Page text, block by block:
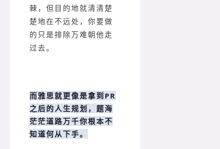
棘，但目的地就清清楚
楚地在不远处，你要做
的只是排除万难朝他走
过去。
而雅思就更像是拿到PR
之后的人生规划，题海
茫茫道路万千你根本不
知道何从下手。